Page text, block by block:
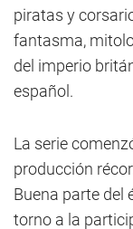
piratas y
fantasma,
del imperio
español.
La serie
producción
Buena parte del
torno a la